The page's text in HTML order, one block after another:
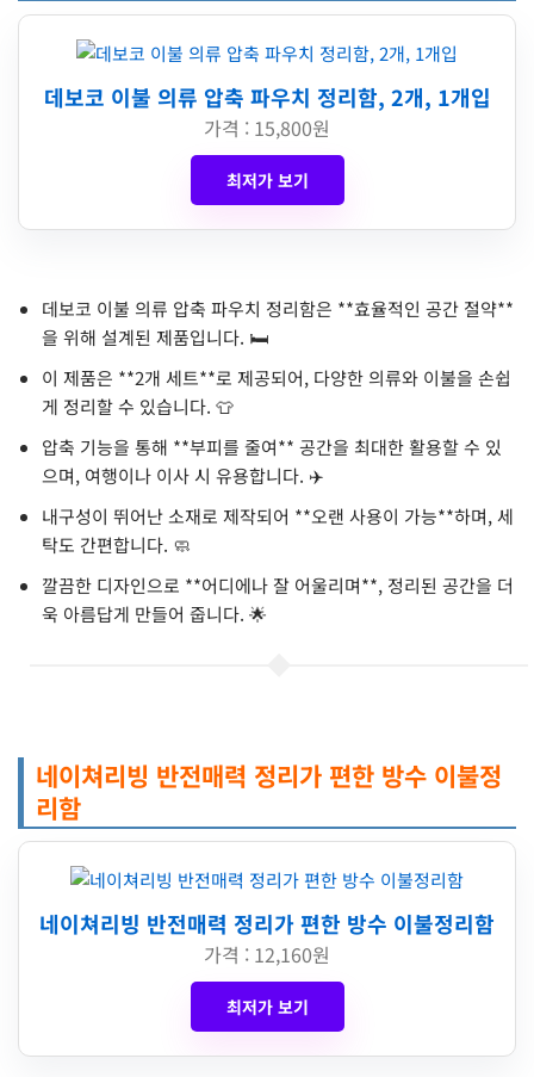
데보코 이불 의류 압축 파우치 정리함, 2개, 1개입
가격 : 15,800원
최저가 보기
데보코 이불 의류 압축 파우치 정리함은 **효율적인 공간 절약**
을 위해 설계된 제품입니다. 🛏️
이 제품은 **2개 세트**로 제공되어, 다양한 의류와 이불을 손쉽
게 정리할 수 있습니다. 👕
압축 기능을 통해 **부피를 줄여** 공간을 최대한 활용할 수 있
으며, 여행이나 이사 시 유용합니다. ✈️
내구성이 뛰어난 소재로 제작되어 **오랜 사용이 가능**하며, 세
탁도 간편합니다. 🧼
깔끔한 디자인으로 **어디에나 잘 어울리며**, 정리된 공간을 더
욱 아름답게 만들어 줍니다. 🌟
네이쳐리빙 반전매력 정리가 편한 방수 이불정
리함
네이쳐리빙 반전매력 정리가 편한 방수 이불정리함
가격 : 12,160원
최저가 보기